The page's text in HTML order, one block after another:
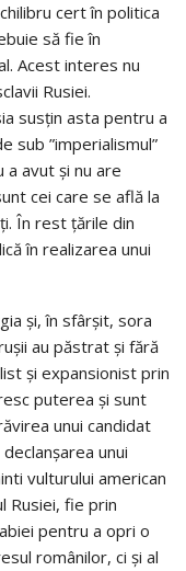
cert în politica
să fie în
Acest interes nu
Rusiei.
susţin asta pentru a
sub ”imperialismul”
a avut şi nu are
cei care se află la
În rest ţările din
în realizarea unui
şi, în sfârşit, sora
au păstrat şi fără
şi expansionist prin
puterea şi sunt
unui candidat
unui
vulturului american
Rusiei, fie prin
pentru a opri o
românilor, ci şi al